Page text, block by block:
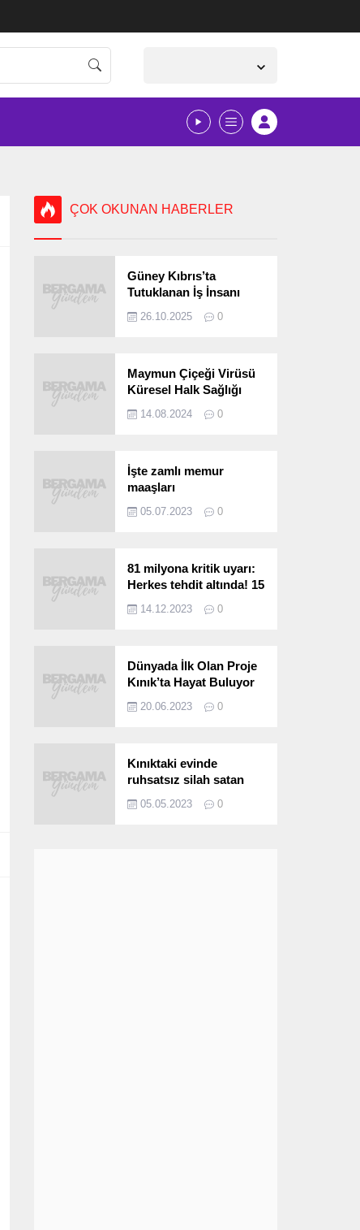
ÇOK OKUNAN HABERLER
Güney Kıbrıs’ta
Tutuklanan İş İnsanı
26.10.2025 0
Maymun Çiçeği Virüsü
Küresel Halk Sağlığı
Edildi
14.08.2024 0
İşte zamlı memur
maaşları
05.07.2023 0
81 milyona kritik uyarı:
Herkes tehdit altında! 15
kat hızlı yayılıyor…
14.12.2023 0
Dünyada İlk Olan Proje
Kınık’ta Hayat Buluyor
20.06.2023 0
Kınıktaki evinde
ruhsatsız silah satan
05.05.2023 0